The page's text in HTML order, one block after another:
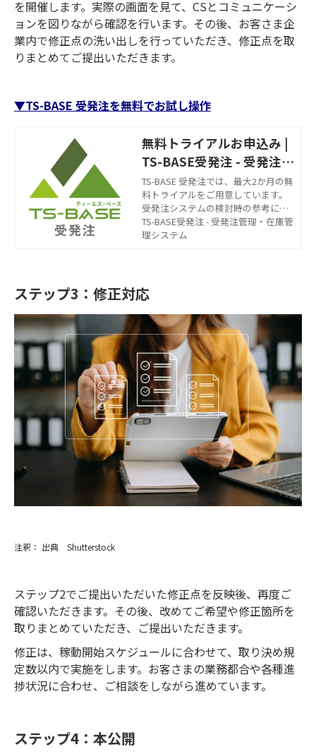
を開催します。実際の画面を見て、CSとコミュニケーシ
ョンを図りながら確認を行います。その後、お客さま企
業内で修正点の洗い出しを行っていただき、修正点を取
りまとめてご提出いただきます。
▼TS-BASE 受発注を無料でお試し操作
無料トライアルお申込み |
TS-BASE受発注 - 受発注管
理・在庫管理システム
TS-BASE 受発注では、最大2か月の無
料トライアルをご用意しています。
受発注システムの検討時の参考にご
使用ください。
TS-BASE受発注 - 受発注管理・在庫管
理システム
ステップ3：修正対応
注釈： 出典 Shutterstock
ステップ2でご提出いただいた修正点を反映後、再度ご
確認いただきます。その後、改めてご希望や修正箇所を
取りまとめていただき、ご提出いただきます。
修正は、稼動開始スケジュールに合わせて、取り決め規
定数以内で実施をします。お客さまの業務都合や各種進
捗状況に合わせ、ご相談をしながら進めています。
ステップ4：本公開